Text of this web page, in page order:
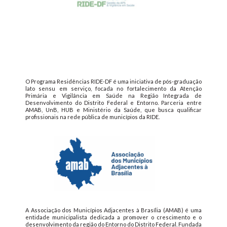
O Programa Residências RIDE-DF é uma iniciativa de pós-graduação
lato sensu em serviço, focada no fortalecimento da Atenção
Primária e Vigilância em Saúde na Região Integrada de
Desenvolvimento do Distrito Federal e Entorno. Parceria entre
AMAB, UnB, HUB e Ministério da Saúde, que busca qualificar
profissionais na rede pública de municípios da RIDE.
A Associação dos Municípios Adjacentes à Brasília (AMAB) é uma
entidade municipalista dedicada a promover o crescimento e o
desenvolvimento da região do Entorno do Distrito Federal. Fundada